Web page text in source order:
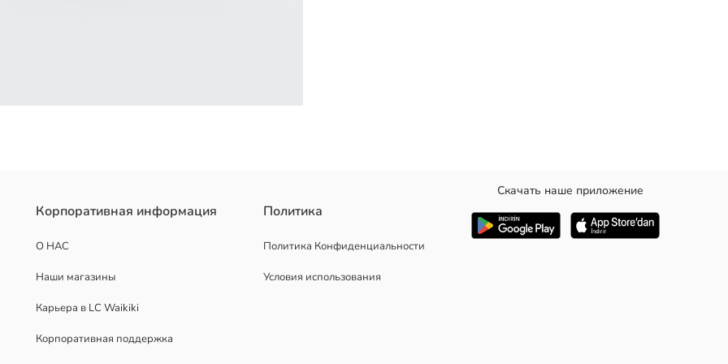
Корпоративная информация
О НАС
Наши магазины
Карьера в LC Waikiki
Корпоративная поддержка
Политика
Политика Конфиденциальности
Условия использования
Скачать наше приложение